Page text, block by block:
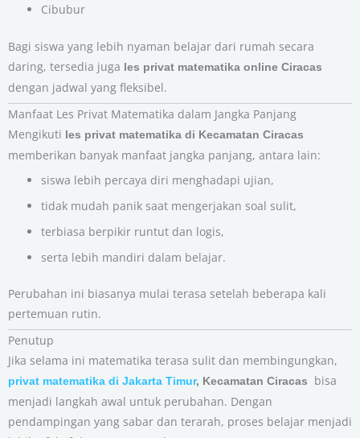
Cibubur
Bagi siswa yang lebih nyaman belajar dari rumah secara
daring, tersedia juga les privat matematika online Ciracas
dengan jadwal yang fleksibel.
Manfaat Les Privat Matematika dalam Jangka Panjang
Mengikuti les privat matematika di Kecamatan Ciracas
memberikan banyak manfaat jangka panjang, antara lain:
siswa lebih percaya diri menghadapi ujian,
tidak mudah panik saat mengerjakan soal sulit,
terbiasa berpikir runtut dan logis,
serta lebih mandiri dalam belajar.
Perubahan ini biasanya mulai terasa setelah beberapa kali
pertemuan rutin.
Penutup
Jika selama ini matematika terasa sulit dan membingungkan,
privat matematika di Jakarta Timur, Kecamatan Ciracas
bisa
menjadi langkah awal untuk perubahan. Dengan
pendampingan yang sabar dan terarah, proses belajar menjadi